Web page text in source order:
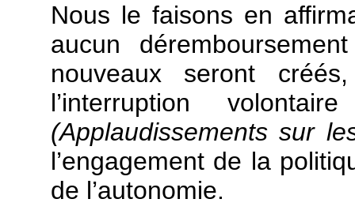
Nous le faisons en
aucun
nouveaux seront
l’interruption
(Applaudissements sur
l’engagement de la
de l’autonomie.